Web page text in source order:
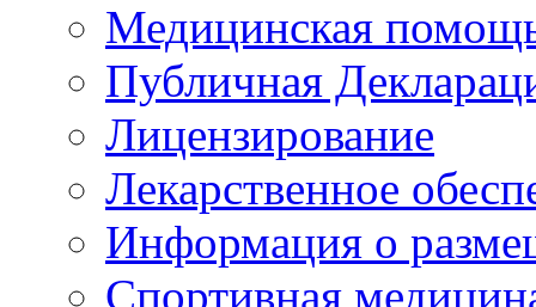
Медицинская
Публичная
Лицензирование
Лекарственное
Информация о
Спортивная